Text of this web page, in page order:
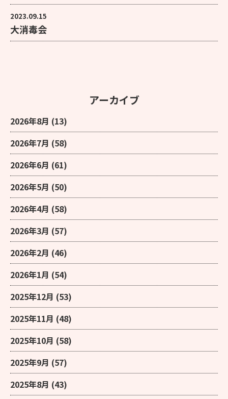
2023.09.15
大消毒会
アーカイブ
2026年8月 (13)
2026年7月 (58)
2026年6月 (61)
2026年5月 (50)
2026年4月 (58)
2026年3月 (57)
2026年2月 (46)
2026年1月 (54)
2025年12月 (53)
2025年11月 (48)
2025年10月 (58)
2025年9月 (57)
2025年8月 (43)